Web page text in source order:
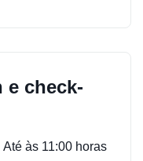
e check-
Até às 11:00 horas